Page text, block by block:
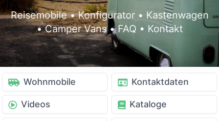
Reisemobile • Konfigurator • Kastenwagen
• Camper Vans • FAQ • Kontakt
Wohnmobile Kontaktdaten
Videos Kataloge